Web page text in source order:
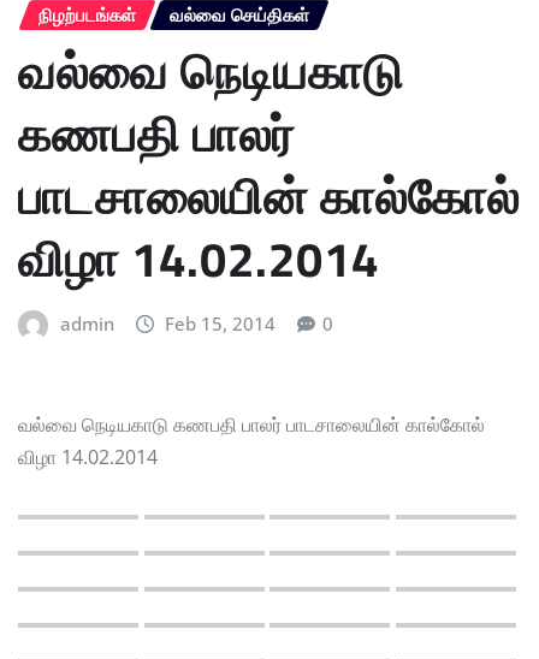
நிழற்படங்கள் வல்வை செய்திகள்
வல்வை நெடியகாடு
கணபதி பாலர்
பாடசாலையின் கால்கோல்
விழா 14.02.2014
admin Feb 15, 2014 0
வல்வை நெடியகாடு கணபதி பாலர் பாடசாலையின் கால்கோல்
விழா 14.02.2014